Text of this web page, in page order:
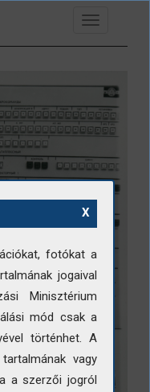
Toggle
navigation
X
fotókat a
jogaival
Minisztérium
mód csak a
történhet. A
vagy
a szerzői jogról